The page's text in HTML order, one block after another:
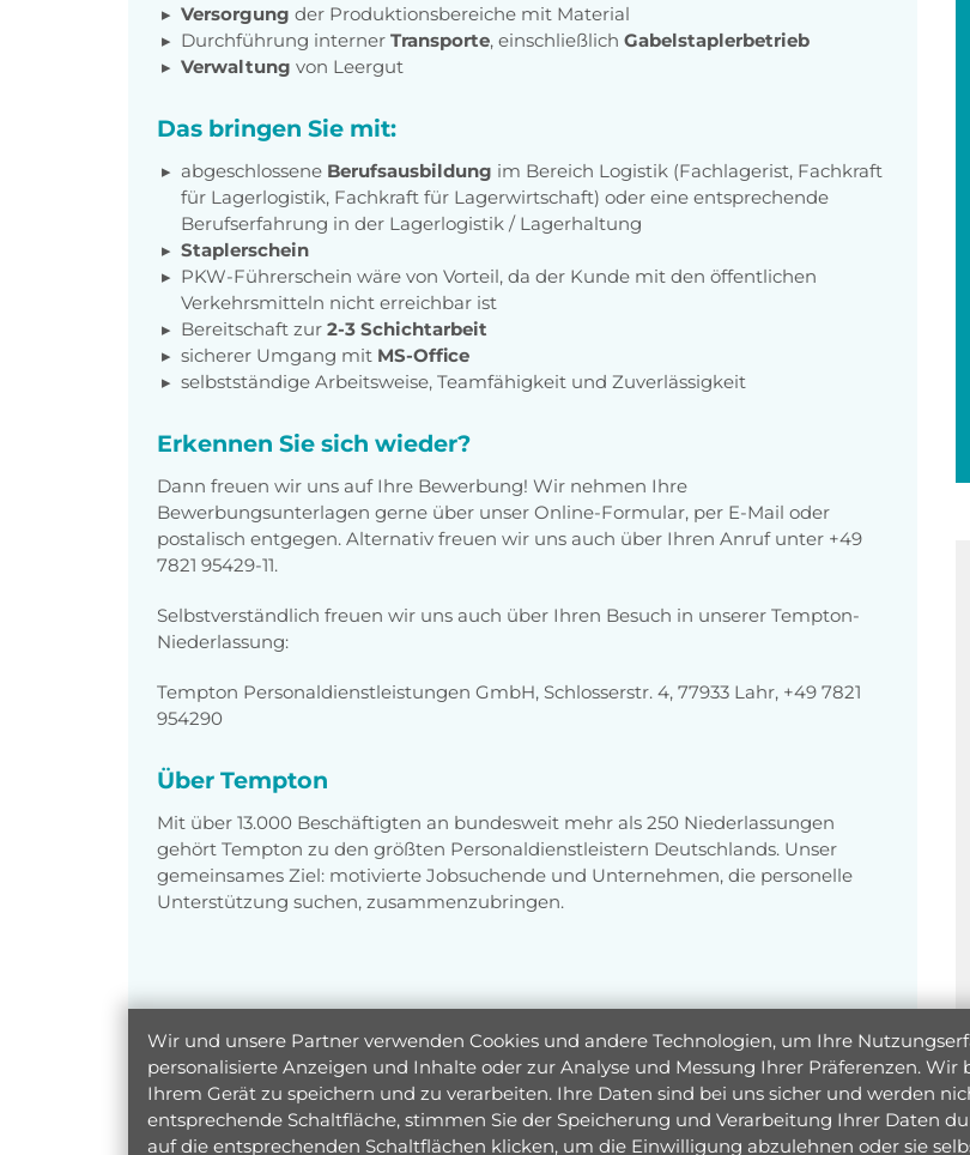
Versorgung der Produktionsbereiche mit Material
Durchführung interner Transporte, einschließlich Gabelstaplerbetrieb
Verwaltung von Leergut
Das bringen Sie mit:
abgeschlossene Berufsausbildung im Bereich Logistik (Fachlagerist, Fachkraft
für Lagerlogistik, Fachkraft für Lagerwirtschaft) oder eine entsprechende
Berufserfahrung in der Lagerlogistik / Lagerhaltung
Staplerschein
PKW-Führerschein wäre von Vorteil, da der Kunde mit den öffentlichen
Verkehrsmitteln nicht erreichbar ist
Bereitschaft zur 2-3 Schichtarbeit
sicherer Umgang mit MS-Office
selbstständige Arbeitsweise, Teamfähigkeit und Zuverlässigkeit
Erkennen Sie sich wieder?
Dann freuen wir uns auf Ihre Bewerbung! Wir nehmen Ihre
Bewerbungsunterlagen gerne über unser Online-Formular, per E-Mail oder
postalisch entgegen. Alternativ freuen wir uns auch über Ihren Anruf unter +49
7821 95429-11.
Selbstverständlich freuen wir uns auch über Ihren Besuch in unserer Tempton-
Niederlassung:
Tempton Personaldienstleistungen GmbH, Schlosserstr. 4, 77933 Lahr, +49 7821
954290
Über Tempton
Mit über 13.000 Beschäftigten an bundesweit mehr als 250 Niederlassungen
gehört Tempton zu den größten Personaldienstleistern Deutschlands. Unser
gemeinsames Ziel: motivierte Jobsuchende und Unternehmen, die personelle
Unterstützung suchen, zusammenzubringen.
Wir und unsere Partner verwenden Cookies und andere Technologien, um Ihre
personalisierte Anzeigen und Inhalte oder zur Analyse und Messung Ihrer Präferenzen.
Ihrem Gerät zu speichern und zu verarbeiten. Ihre Daten sind bei uns sicher und werden
entsprechende Schaltfläche, stimmen Sie der Speicherung und Verarbeitung Ihrer Daten
auf die entsprechenden Schaltflächen klicken, um die Einwilligung abzulehnen oder sie